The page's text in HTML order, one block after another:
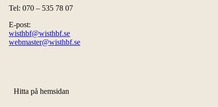
Tel: 070 – 535 78 07
E-post:
wisthbf@wisthbf.se
webmaster@wisthbf.se
Hitta på hemsidan